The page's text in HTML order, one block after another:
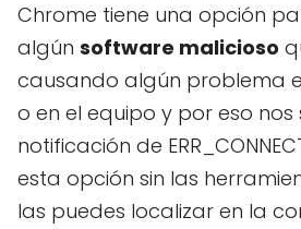
Chrome tiene una opción
algún software malicioso
causando algún problema
o en el equipo y por eso
notificación de
esta opción sin las
las puedes localizar en la